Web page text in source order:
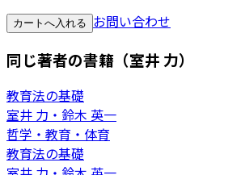
カートへ入れる お問い合わせ
同じ著者の書籍（室井 力）
教育法の基礎
室井 力・鈴木 英一
哲学・教育・体育
教育法の基礎